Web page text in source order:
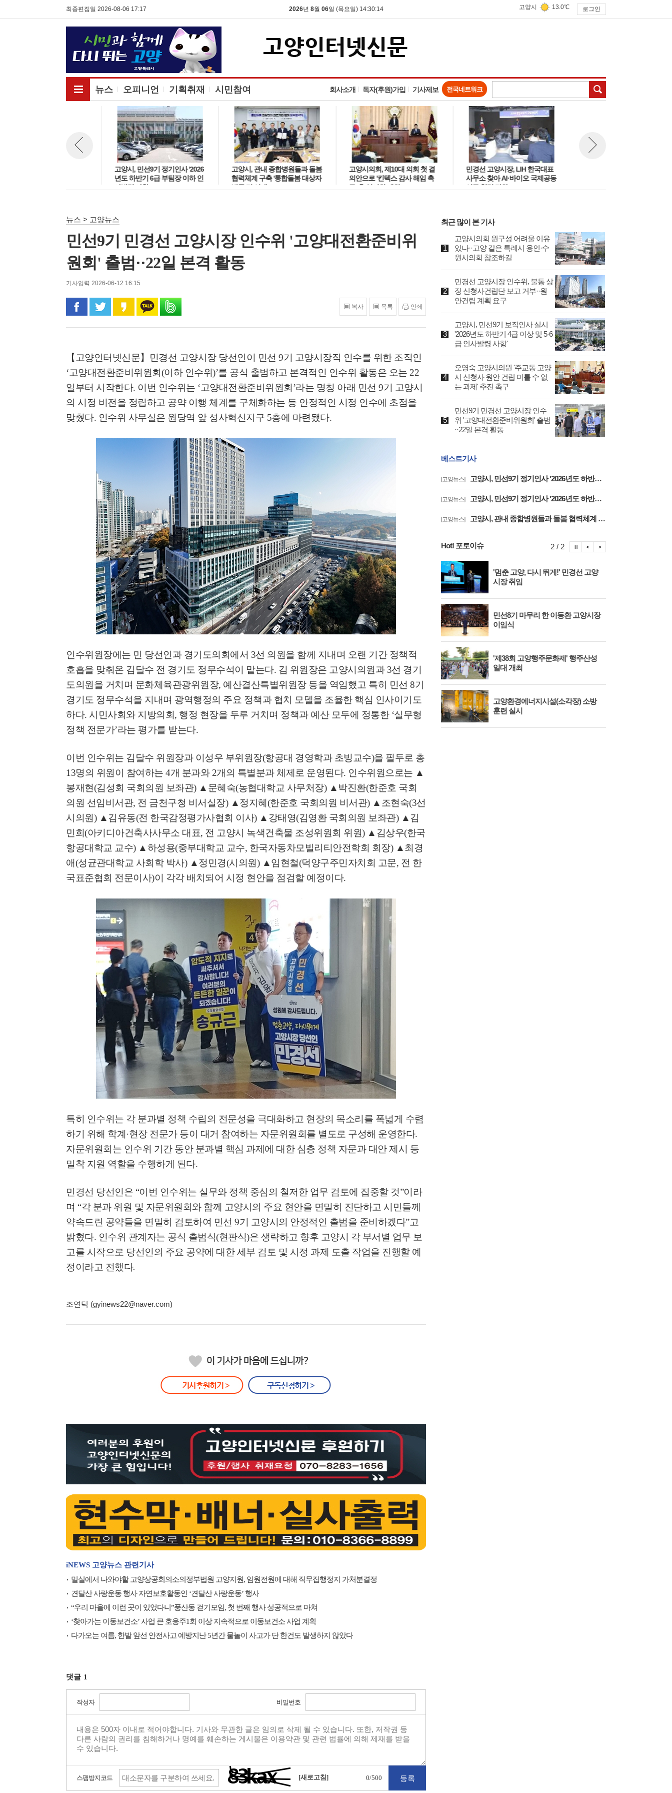
최종편집일 2026-08-06 17:17 2026년 8월 06일 (목요일) 14:30:16 고양시 13.0℃ 로그인
뉴스 오피니언 기획취재 시민참여 회사소개 독자(후원)가입 기사제보 전국네트워크
전체메뉴보기
고양시, 민선9기 정기인사 '2026
년도 하반기 6급 부팀장 이하 인
사발령 사항'
고양시, 관내 종합병원들과 돌봄
협력체계 구축 '통합돌봄 대상자
발굴 및 연계'
고양시의회, 제10대 의회 첫 결
의안으로 '킨텍스 감사 해임 촉
구' 후 임시회 폐회
민경선 고양시장, LIH 한국대표
사무소 찾아 AI·바이오 국제공동
연구 협력 강화
뉴스 > 고양뉴스
민선9기 민경선 고양시장 인수위 '고양대전환준비위
원회' 출범··22일 본격 활동
기사입력 2026-06-12 16:15
페이스북으로 공유
트위터로 공유카카오 스토리로 공유
카카오톡으로 공유
복사 목록 인쇄
【고양인터넷신문】 민경선 고양시장 당선인이 민선 9기 고양시장직 인수를 위한 조직인
‘고양대전환준비위원회 (이하 인수위)’를 공식 출범하고 본격적인 인수위 활동은 오는 22
일부터 시작한다. 이번 인수위는 ‘고양대전환준비위원회 ’라는 명칭 아래 민선 9기 고양시
의 시정 비전을 정립하고 공약 이행 체계를 구체화하는 등 안정적인 시정 인수에 초점을
맞췄다. 인수위 사무실은 원당역 앞 성사혁신지구 5층에 마련됐다.
인수위원장에는 민 당선인과 경기도의회에서 3선 의원을 함께 지내며 오랜 기간 정책적
호흡을 맞춰온 김달수 전 경기도 정무수석이 맡는다. 김 위원장은 고양시의원과 3선 경기
도의원을 거치며 문화체육관광위원장, 예산결산특별위원장 등을 역임했고 특히 민선 8기
경기도 정무수석을 지내며 광역행정의 주요 정책과 협치 모델을 조율한 핵심 인사이기도
하다. 시민사회와 지방의회 , 행정 현장을 두루 거치며 정책과 예산 모두에 정통한 ‘실무형
정책 전문가’라는 평가를 받는다.
이번 인수위는 김달수 위원장과 이성우 부위원장(항공대 경영학과 초빙교수)을 필두로 총
13명의 위원이 참여하는 4개 분과와 2개의 특별분과 체제로 운영된다. 인수위원으로는 ▲
봉재현(김성회 국회의원 보좌관) ▲ 문혜숙(농협대학교 사무처장) ▲ 박진환(한준호 국회
의원 선임비서관, 전 금천구청 비서실장) ▲정지혜 (한준호 국회의원 비서관) ▲ 조현숙(3선
시의원) ▲ 김유동(전 한국감정평가사협회 이사) ▲ 강태영(김영환 국회의원 보좌관) ▲ 김
민희(아키디아건축사사무소 대표, 전 고양시 녹색건축물 조성위원회 위원) ▲ 김상우(한국
항공대학교 교수) ▲하성용(중부대학교 교수, 한국자동차모빌리티안전학회 회장) ▲최경
애(성균관대학교 사회학 박사) ▲정민경(시의원) ▲임현철(덕양구주민자치회 고문, 전 한
국표준협회 전문이사)이 각각 배치되어 시정 현안을 점검할 예정이다.
특히 인수위는 각 분과별 정책 수립의 전문성을 극대화하고 현장의 목소리를 폭넓게 수렴
하기 위해 학계 ·현장 전문가 등이 대거 참여하는 자문위원회를 별도로 구성해 운영한다.
자문위원회는 인수위 기간 동안 분과별 핵심 과제에 대한 심층 정책 자문과 대안 제시 등
밀착 지원 역할을 수행하게 된다.
민경선 당선인은 “이번 인수위는 실무와 정책 중심의 철저한 업무 검토에 집중할 것”이라
며 “각 분과 위원 및 자문위원회와 함께 고양시의 주요 현안을 면밀히 진단하고 시민들께
약속드린 공약들을 면밀히 검토하여 민선 9기 고양시의 안정적인 출범을 준비하겠다”고
밝혔다. 인수위 관계자는 공식 출범식(현판식)은 생략하고 향후 고양시 각 부서별 업무 보
고를 시작으로 당선인의 주요 공약에 대한 세부 검토 및 시정 과제 도출 작업을 진행할 예
정이라고 전했다.
조연덕 (gyinews22@naver.com)
iNEWS 고양뉴스 관련기사
밀실에서 나와야할 고양상공회의소의정부법원 고양지원, 임원전원에 대해 직무집행정지 가처분결정
견달산 사랑운동 행사 자연보호활동인 ‘견달산 사랑운동’ 행사
“우리 마을에 이런 곳이 있었다니”풍산동 걷기모임, 첫 번째 행사 성공적으로 마쳐
‘찾아가는 이동보건소’ 사업 큰 호응주1회 이상 지속적으로 이동보건소 사업 계획
다가오는 여름, 한발 앞선 안전사고 예방지난 5년간 물놀이 사고가 단 한건도 발생하지 않았다
댓글 1
작성자 비밀번호
스팸방지코드 [새로고침] 0/500
최근 많이 본 기사
고양시의회 원구성 어려울 이유
있나··고양 같은 특례시 용인·수
원시의회 참조하길
민경선 고양시장 인수위, 불통 상
징 신청사건립단 보고 거부··원
안건립 계획 요구
고양시, 민선9기 보직인사 실시
'2026년도 하반기 4급 이상 및 5·6
급 인사발령 사항'
오영숙 고양시의원 '주교동 고양
시 신청사 원안 건립 미룰 수 없
는 과제' 추진 촉구
민선9기 민경선 고양시장 인수
위 '고양대전환준비위원회' 출범
··22일 본격 활동
베스트기사
[고양뉴스] 고양시, 민선9기 정기인사 '2026년도 하반기 6급 팀장 인사발령 사항'
[고양뉴스] 고양시, 민선9기 정기인사 '2026년도 하반기 6급 부팀장 이하 인사발령 사항'
[고양뉴스] 고양시, 관내 종합병원들과 돌봄 협력체계 구축 '통합돌봄 대상자 발굴 및 연계'
Hot! 포토이슈
'멈춘 고양, 다시 뛰게!' 민경선 고양
시장 취임
민선8기 마무리 한 이동환 고양시장
이임식
'제38회 고양행주문화제' 행주산성
일대 개최
고양환경에너지시설(소각장) 소방
훈련 실시
고양시 폭염특보에 '도로 살수차' 전
면 가동
물향기수목원 무궁화 절정 '50여 품
종 감상'
민경선 시장, 2026 고양시장배 볼링
대회 시구
제30회 고양특례시장기 배드민턴대
회 개최
'멈춘 고양, 다시 뛰게!' 민경선 고양
시장 취임
민선8기 마무리 한 이동환 고양시장
이임식
'제38회 고양행주문화제' 행주산성
일대 개최
고양환경에너지시설(소각장) 소방
훈련 실시
2 / 2 포토이슈 이전보기
포토이슈 정지